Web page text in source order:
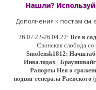
Нашли?
Дополнения к постам см.
26.07.22-26.04.22: Все в
Свинская слобода
Smolensk1812:
Инвалидах |
Рапорты Нея о
подвиг генерала Раевского